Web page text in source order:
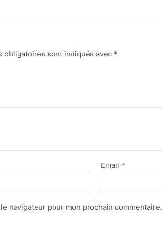
obligatoires sont indiqués avec *
Email *
navigateur pour mon prochain commentaire.